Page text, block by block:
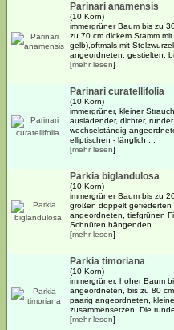
Parinari anamensis
(10 Korn)
immergrüner Baum bis zu
zu 70 cm dickem Stamm
gelb),oftmals mit
angeordneten, gestielten,
[mehr lesen]
Parinari curatellifolia
(10 Korn)
immergrüner, kleiner
ausladender, dichter,
wechselständig
elliptischen - länglich ...
[mehr lesen]
Parkia biglandulosa
(10 Korn)
immergrüner Baum bis zu
großen doppelt
angeordneten, tiefgrünen
Schnüren hängenden ...
[mehr lesen]
Parkia timoriana
(10 Korn)
immergrüner, hoher Baum
angeordneten, bis zu 80
paarig angeordneten,
zusammensetzen. Die
[mehr lesen]